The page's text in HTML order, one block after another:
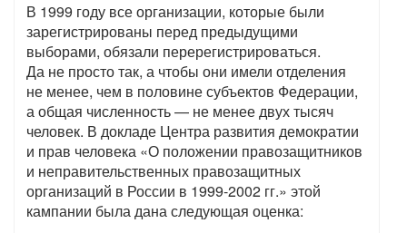
В 1999 году все организации, которые были
зарегистрированы перед предыдущими
выборами, обязали перерегистрироваться.
Да не просто так, а чтобы они имели отделения
не менее, чем в половине субъектов Федерации,
а общая численность — не менее двух тысяч
человек. В докладе Центра развития демократии
и прав человека «О положении правозащитников
и неправительственных правозащитных
организаций в России в 1999-2002 гг.» этой
кампании была дана следующая оценка: